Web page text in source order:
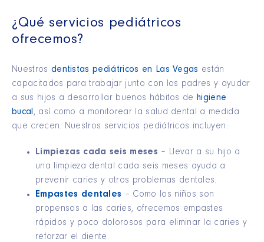
¿Qué servicios pediátricos
ofrecemos?
Nuestros dentistas pediátricos en Las Vegas están
capacitados para trabajar junto con los padres y ayudar
a sus hijos a desarrollar buenos hábitos dehigiene
bucal, así como a monitorear la salud dental a medida
que crecen. Nuestros servicios pediátricos incluyen:
Limpiezas cada seis meses – Llevar a su hijo a
una limpieza dental cada seis meses ayuda a
prevenir caries y otros problemas dentales.
Empastes dentales – Como los niños son
propensos a las caries, ofrecemos empastes
rápidos y poco dolorosos para eliminar la caries y
reforzar el diente.